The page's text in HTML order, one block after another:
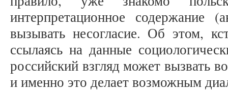
интерпретационное содержание
вызывать несогласие. Об этом,
ссылаясь на данные
российский взгляд может вызвать
и именно это делает возможным